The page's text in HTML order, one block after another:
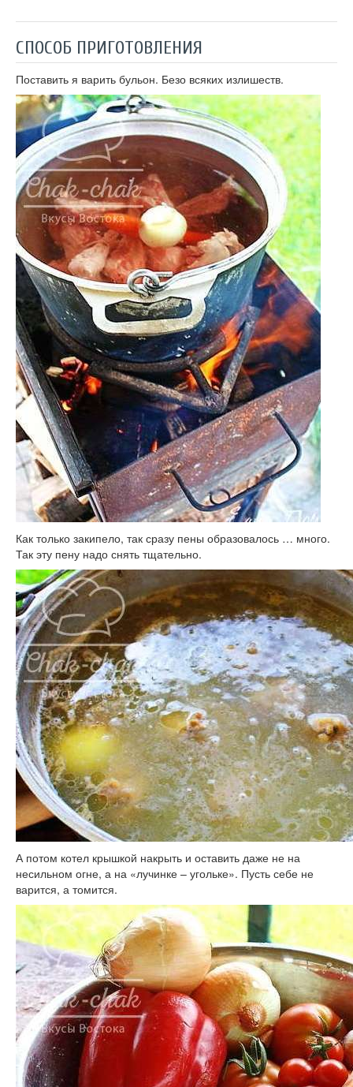
СПОСОБ ПРИГОТОВЛЕНИЯ
Поставить я варить бульон. Безо всяких излишеств.
Как только закипело, так сразу пены образовалось … много.
Так эту пену надо снять тщательно.
А потом котел крышкой накрыть и оставить даже не на
несильном огне, а на «лучинке – угольке». Пусть себе не
варится, а томится.